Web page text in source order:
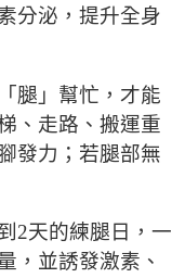
分泌，提升全身
腿」幫忙，才能
、走路、搬運重
發力；若腿部無
2天的練腿日，一
，並誘發激素、